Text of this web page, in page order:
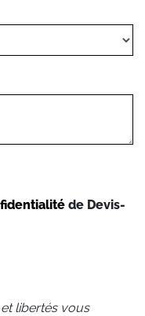
de Devis-
libertés vous